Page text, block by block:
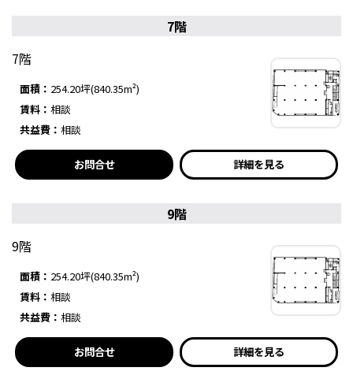
7階
7階
面積： 254.20坪(840.35m²)
賃料： 相談
共益費： 相談
お問合せ 詳細を見る
9階
9階
面積： 254.20坪(840.35m²)
賃料： 相談
共益費： 相談
お問合せ 詳細を見る